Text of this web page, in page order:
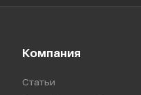
Компания
Статьи